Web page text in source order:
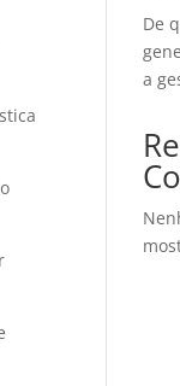
De
a